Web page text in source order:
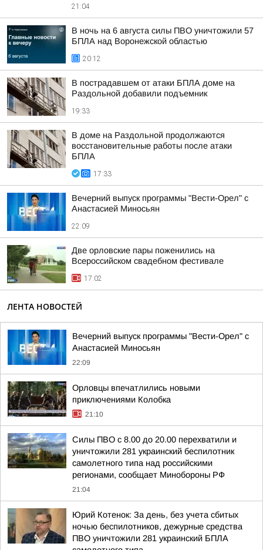
21:04
В ночь на 6 августа силы ПВО уничтожили 57
БПЛА над Воронежской областью
20:12
В пострадавшем от атаки БПЛА доме на
Раздольной добавили подъемник
19:33
В доме на Раздольной продолжаются
восстановительные работы после атаки
БПЛА
17:33
Вечерний выпуск программы "Вести-Орел" с
Анастасией Миносьян
22:09
Две орловские пары поженились на
Всероссийском свадебном фестивале
17:02
ЛЕНТА НОВОСТЕЙ
Вечерний выпуск программы "Вести-Орел" с
Анастасией Миносьян
22:09
Орловцы впечатлились новыми
приключениями Колобка
21:10
Силы ПВО с 8.00 до 20.00 перехватили и
уничтожили 281 украинский беспилотник
самолетного типа над российскими
регионами, сообщает Минобороны РФ
21:04
Юрий Котенок: За день, без учета сбитых
ночью беспилотников, дежурные средства
ПВО уничтожили 281 украинский БПЛА